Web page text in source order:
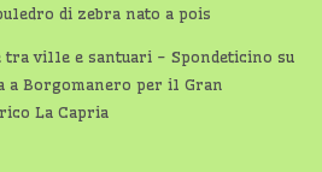
di zebra nato a pois
tra ville e santuari - Spondeticino su
a Borgomanero per il Gran
La Capria